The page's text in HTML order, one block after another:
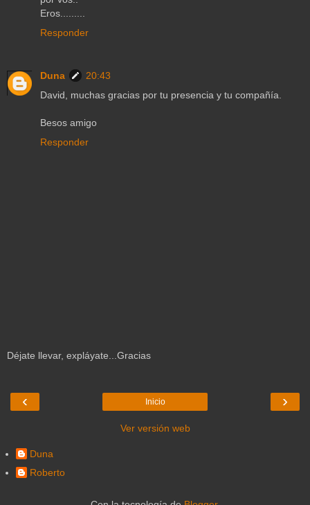
Eros.........
Responder
Duna
20:43
David, muchas gracias por tu presencia y tu compañía.
Besos amigo
Responder
Déjate llevar, expláyate...Gracias
‹ ›
Inicio
Ver versión web
Duna
Roberto